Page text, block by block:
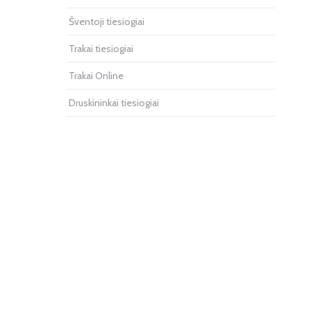
Šventoji tiesiogiai
Trakai tiesiogiai
Trakai Online
Druskininkai tiesiogiai